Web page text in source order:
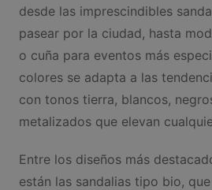
desde las imprescindibles
pasear por la ciudad, hasta
o cuña para eventos más
colores se adapta a las
con tonos tierra, blancos,
metalizados que elevan
Entre los diseños más
están las sandalias tipo bio,